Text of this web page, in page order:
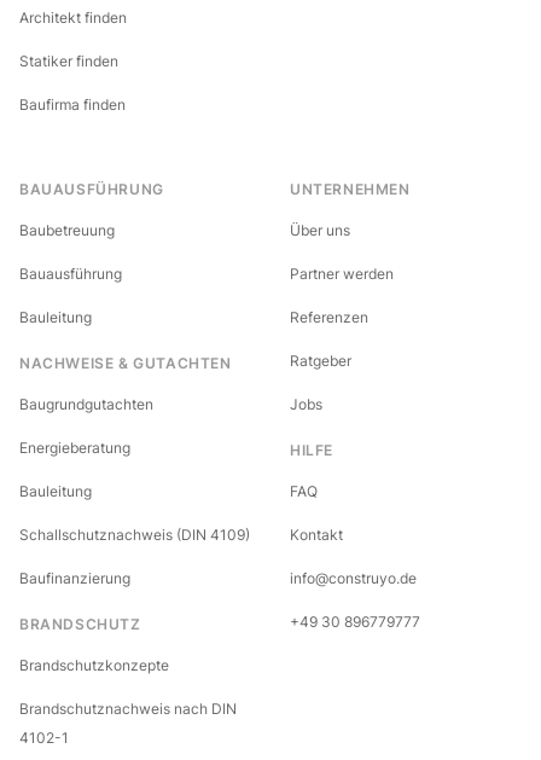
Architekt finden
Statiker finden
Baufirma finden
BAUAUSFÜHRUNG
Baubetreuung
Bauausführung
Bauleitung
NACHWEISE & GUTACHTEN
Baugrundgutachten
Energieberatung
Bauleitung
Schallschutznachweis (DIN 4109)
Baufinanzierung
BRANDSCHUTZ
Brandschutzkonzepte
Brandschutznachweis nach DIN
4102-1
UNTERNEHMEN
Über uns
Partner werden
Referenzen
Ratgeber
Jobs
HILFE
FAQ
Kontakt
info@construyo.de
+49 30 896779777